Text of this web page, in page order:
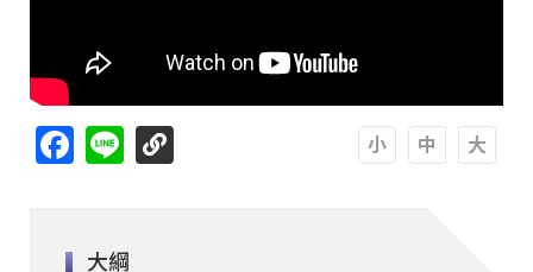
Facebook
Line
大綱